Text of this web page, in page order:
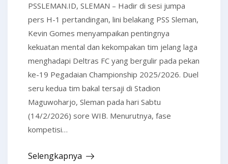
PSSLEMAN.ID, SLEMAN – Hadir di sesi jumpa
pers H-1 pertandingan, lini belakang PSS Sleman,
Kevin Gomes menyampaikan pentingnya
kekuatan mental dan kekompakan tim jelang laga
menghadapi Deltras FC yang bergulir pada pekan
ke-19 Pegadaian Championship 2025/2026. Duel
seru kedua tim bakal tersaji di Stadion
Maguwoharjo, Sleman pada hari Sabtu
(14/2/2026) sore WIB. Menurutnya, fase
kompetisi…
Selengkapnya